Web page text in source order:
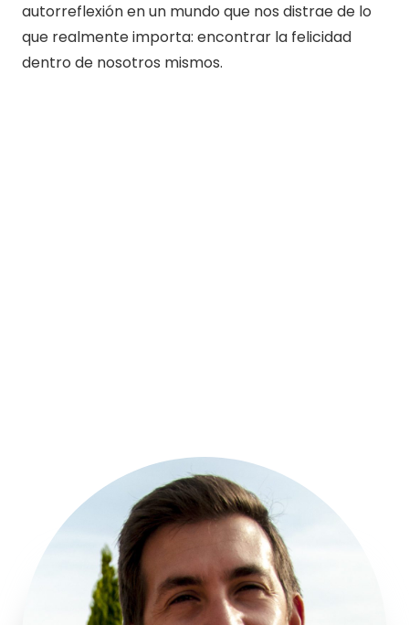
autorreflexión en un mundo que nos distrae de lo
que realmente importa: encontrar la felicidad
dentro de nosotros mismos.